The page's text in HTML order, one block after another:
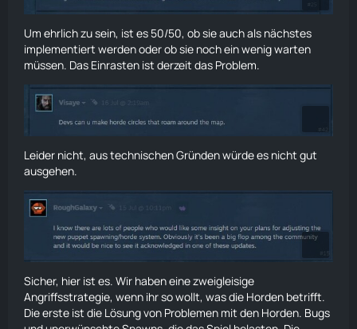
Um ehrlich zu sein, ist es 50/50, ob sie auch als nächstes
implementiert werden oder ob sie noch ein wenig warten
müssen. Das Einrasten ist derzeit das Problem.
Leider nicht, aus technischen Gründen würde es nicht gut
ausgehen.
Sicher, hier ist es. Wir haben eine zweigleisige
Angriffsstrategie, wenn ihr so wollt, was die Horden betrifft.
Die erste ist die Lösung von Problemen mit den Horden. Bugs